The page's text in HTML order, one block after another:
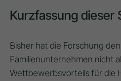
Kurzfassung dieser
Bisher hat die Forschung
Familienunternehmen nicht
Wettbewerbsvorteils für die